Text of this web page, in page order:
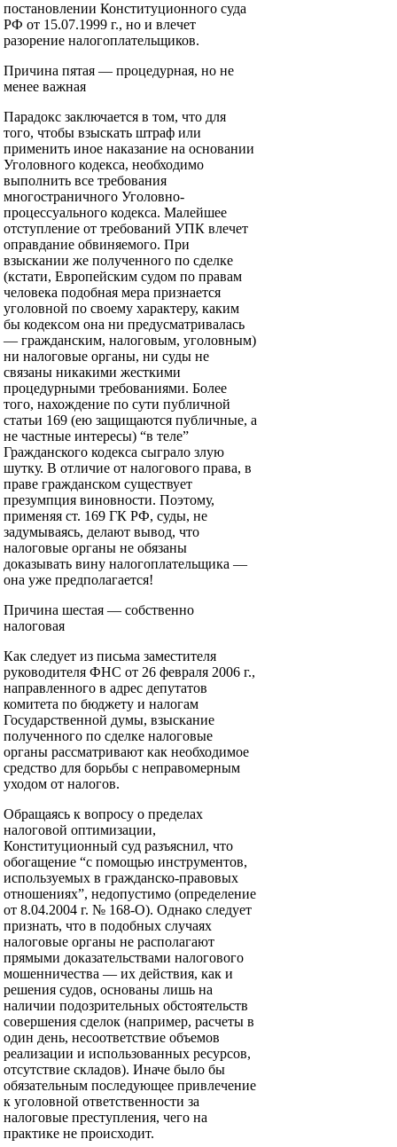
постановлении Конституционного суда
РФ от 15.07.1999 г., но и влечет
разорение налогоплательщиков.
Причина пятая — процедурная, но не
менее важная
Парадокс заключается в том, что для
того, чтобы взыскать штраф или
применить иное наказание на основании
Уголовного кодекса, необходимо
выполнить все требования
многостраничного Уголовно-
процессуального кодекса. Малейшее
отступление от требований УПК влечет
оправдание обвиняемого. При
взыскании же полученного по сделке
(кстати, Европейским судом по правам
человека подобная мера признается
уголовной по своему характеру, каким
бы кодексом она ни предусматривалась
— гражданским, налоговым, уголовным)
ни налоговые органы, ни суды не
связаны никакими жесткими
процедурными требованиями. Более
того, нахождение по сути публичной
статьи 169 (ею защищаются публичные, а
не частные интересы) “в теле”
Гражданского кодекса сыграло злую
шутку. В отличие от налогового права, в
праве гражданском существует
презумпция виновности. Поэтому,
применяя ст. 169 ГК РФ, суды, не
задумываясь, делают вывод, что
налоговые органы не обязаны
доказывать вину налогоплательщика —
она уже предполагается!
Причина шестая — собственно
налоговая
Как следует из письма заместителя
руководителя ФНС от 26 февраля 2006 г.,
направленного в адрес депутатов
комитета по бюджету и налогам
Государственной думы, взыскание
полученного по сделке налоговые
органы рассматривают как необходимое
средство для борьбы с неправомерным
уходом от налогов.
Обращаясь к вопросу о пределах
налоговой оптимизации,
Конституционный суд разъяснил, что
обогащение “с помощью инструментов,
используемых в гражданско-правовых
отношениях”, недопустимо (определение
от 8.04.2004 г. № 168-О). Однако следует
признать, что в подобных случаях
налоговые органы не располагают
прямыми доказательствами налогового
мошенничества — их действия, как и
решения судов, основаны лишь на
наличии подозрительных обстоятельств
совершения сделок (например, расчеты в
один день, несоответствие объемов
реализации и использованных ресурсов,
отсутствие складов). Иначе было бы
обязательным последующее привлечение
к уголовной ответственности за
налоговые преступления, чего на
практике не происходит.